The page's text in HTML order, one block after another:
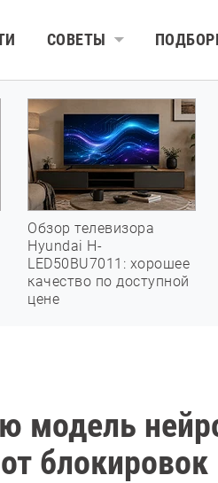
СОВЕТЫ
Обзор телевизора
Hyundai H-
LED50BU7011: хорошее
качество по доступной
цене
модель
блокировок